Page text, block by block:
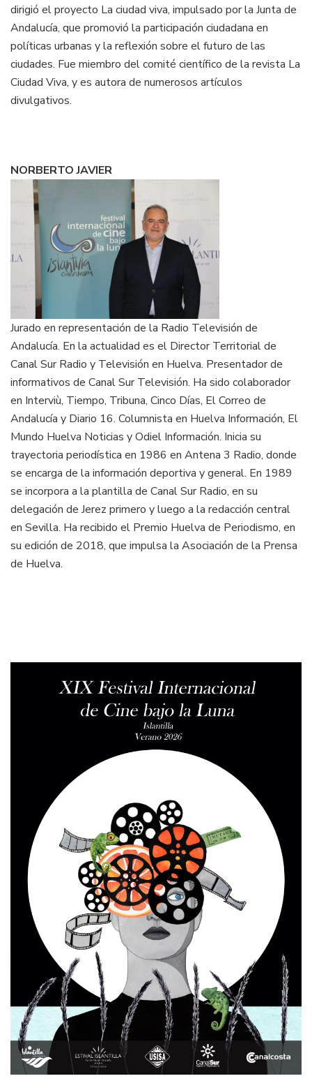
dirigió el proyecto La ciudad viva, impulsado por la Junta de
Andalucía, que promovió la participación ciudadana en
políticas urbanas y la reflexión sobre el futuro de las
ciudades. Fue miembro del comité científico de la revista La
Ciudad Viva, y es autora de numerosos artículos
divulgativos.
NORBERTO JAVIER
Jurado en representación de la Radio Televisión de
Andalucía. En la actualidad es el Director Territorial de
Canal Sur Radio y Televisión en Huelva. Presentador de
informativos de Canal Sur Televisión. Ha sido colaborador
en Interviù, Tiempo, Tribuna, Cinco Días, El Correo de
Andalucía y Diario 16. Columnista en Huelva Información, El
Mundo Huelva Noticias y Odiel Información. Inicia su
trayectoria periodística en 1986 en Antena 3 Radio, donde
se encarga de la información deportiva y general. En 1989
se incorpora a la plantilla de Canal Sur Radio, en su
delegación de Jerez primero y luego a la redacción central
en Sevilla. Ha recibido el Premio Huelva de Periodismo, en
su edición de 2018, que impulsa la Asociación de la Prensa
de Huelva.